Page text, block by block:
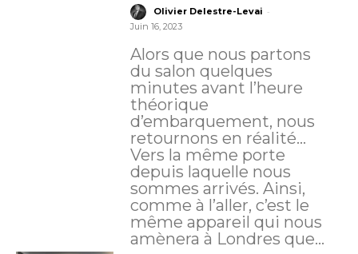
Olivier Delestre-Levai -
Juin 16, 2023
Alors que nous partons
du salon quelques
minutes avant l’heure
théorique
d’embarquement, nous
retournons en réalité…
Vers la même porte
depuis laquelle nous
sommes arrivés. Ainsi,
comme à l’aller, c’est le
même appareil qui nous
amènera à Londres que...